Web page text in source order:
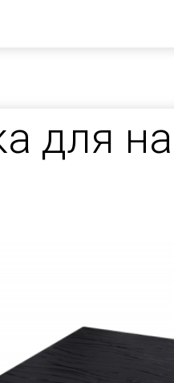
для